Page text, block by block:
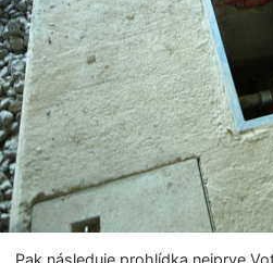
Pak následuje prohlídka nejprve